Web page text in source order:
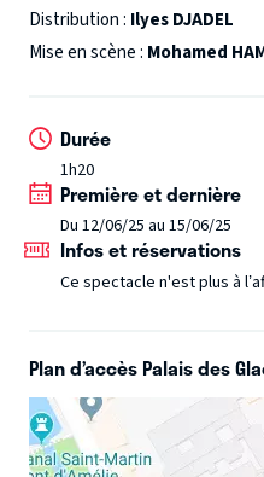
de vues sur les réseaux
catholique, Ilyes nous
produire son premier
fulgurant depuis 2023.
Après avoir conquis plus de
la France, La Cigale et
sur scène près de chez vous.
Distribution : Ilyes DJADEL
Mise en scène : Mohamed
Durée
1h20
Première et dernière
Du 12/06/25 au 15/06/25
Infos et réservations
Ce spectacle n'est plus à
Plan d’accès Palais des